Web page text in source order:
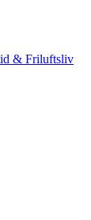
& Friluftsliv